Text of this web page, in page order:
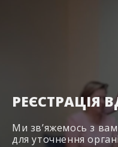
РЕЄСТРАЦІЯ
Ми зв’яжемось з
для уточнення